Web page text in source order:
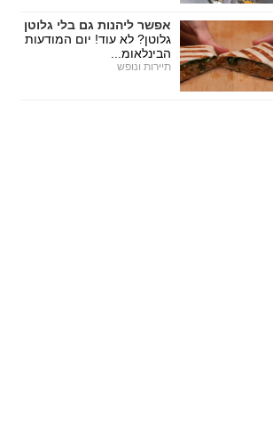
אפשר ליהנות גם בלי גלוטן
גלוטן? לא עוד! יום המודעות
הבינלאומ...
תיירות ונופש